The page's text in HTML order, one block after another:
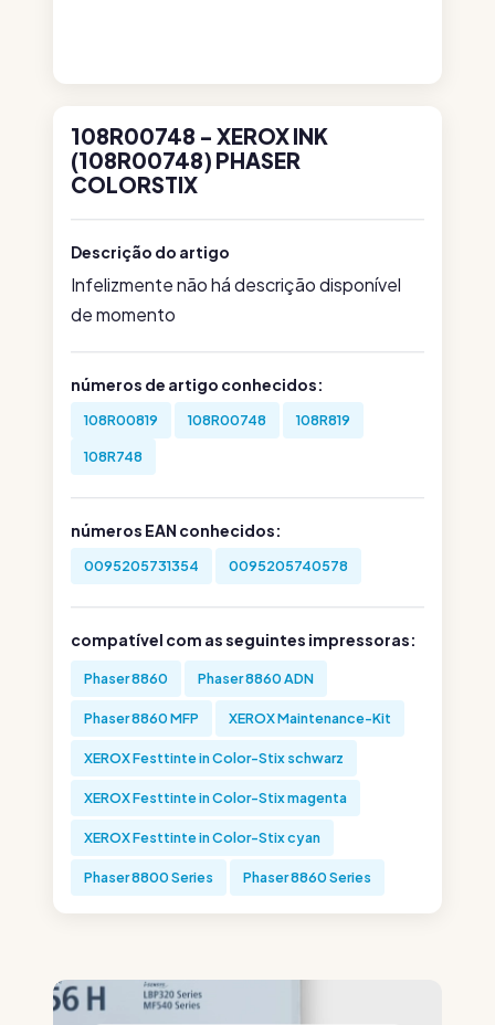
108R00748 - XEROX INK
(108R00748) PHASER
COLORSTIX
Descrição do artigo
Infelizmente não há descrição disponível
de momento
números de artigo conhecidos:
108R00819 108R00748 108R819
108R748
números EAN conhecidos:
0095205731354 0095205740578
compatível com as seguintes impressoras:
Phaser 8860 Phaser 8860 ADN
Phaser 8860 MFP XEROX Maintenance-Kit
XEROX Festtinte in Color-Stix schwarz
XEROX Festtinte in Color-Stix magenta
XEROX Festtinte in Color-Stix cyan
Phaser 8800 Series Phaser 8860 Series